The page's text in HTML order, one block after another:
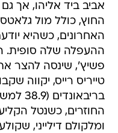
אביב ביד אליהו, אך
החוץ, כולל מול
האחרונים, כשהיא
ההעפלה שלה סופית.
פשיץ', שינסה להצר
טייריס רייס, יקווה
החוזרים, כשנטל